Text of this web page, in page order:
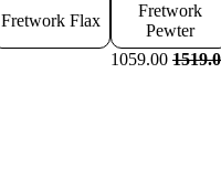
Fretwork Flax
Fretwork
Pewter
1059.00